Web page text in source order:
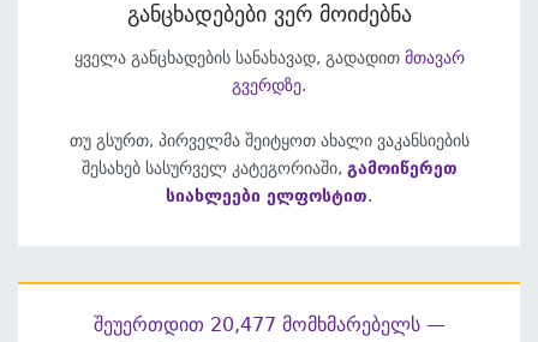
განცხადებები ვერ მოიძებნა
ყველა განცხადების სანახავად, გადადით მთავარ
გვერდზე.
თუ გსურთ, პირველმა შეიტყოთ ახალი ვაკანსიების
შესახებ სასურველ კატეგორიაში, გამოიწერეთ
სიახლეები ელფოსტით.
შეუერთდით 20,477 მომხმარებელს —